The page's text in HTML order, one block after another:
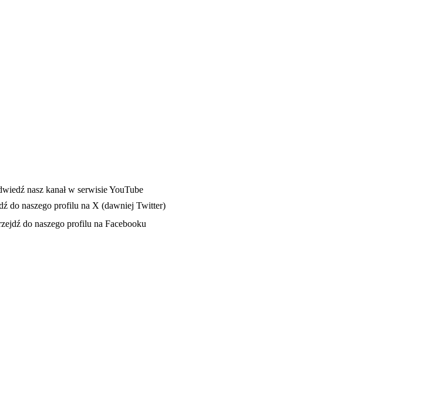
- otwiera się w nowej karcie
nasz kanał w serwisie YouTube
w nowej karcie
do naszego profilu na X (dawniej Twitter)
- otwiera się w nowej karcie
do naszego profilu na Facebooku